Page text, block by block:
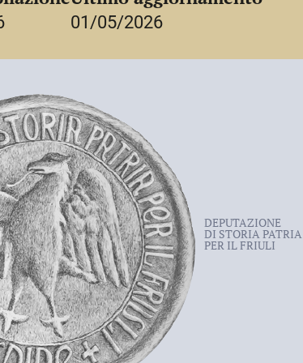
anno, il4 ottobre 1919.
01/05/2026
DEPUTAZIONE
DI STORIA PATRIA
PER IL FRIULI